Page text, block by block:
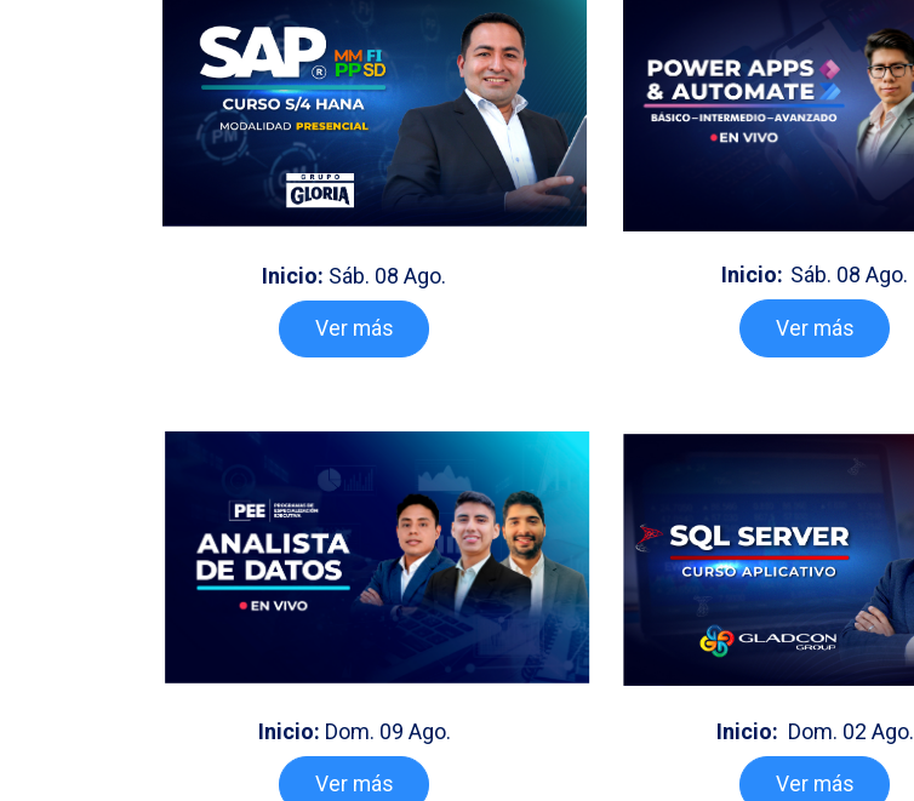
Inicio: Sáb. 08 Ago.
Ver más
Inicio: Sáb. 08 Ago.
Ver más
Inicio: Dom. 09 Ago.
Ver más
Inicio: Dom. 02 Ago.
Ver más